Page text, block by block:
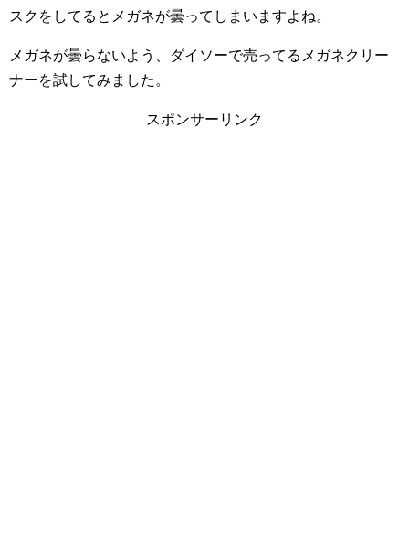
スクをしてるとメガネが曇ってしまいますよね。
メガネが曇らないよう、ダイソーで売ってるメガネクリー
ナーを試してみました。
スポンサーリンク